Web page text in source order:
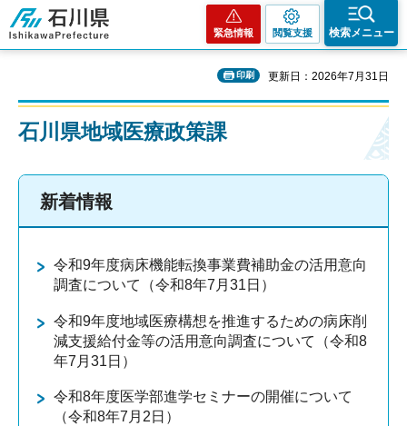
石川県
緊急情報 閲覧支援 検索メニュー
印刷 更新日：2026年7月31日
石川県地域医療政策課
新着情報
令和9年度病床機能転換事業費補助金の活用意向
調査について（令和8年7月31日）
令和9年度地域医療構想を推進するための病床削
減支援給付金等の活用意向調査について（令和8
年7月31日）
令和8年度医学部進学セミナーの開催について
（令和8年7月2日）